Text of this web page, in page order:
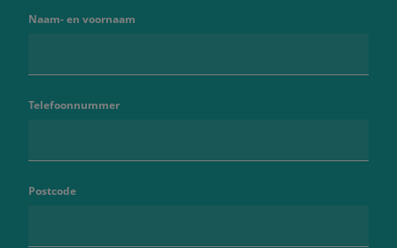
Naam- en voornaam
Telefoonnummer
Postcode